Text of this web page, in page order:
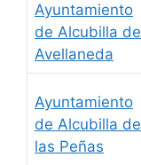
Ayuntamiento
de Alcubilla de
Avellaneda
Ayuntamiento
de Alcubilla de
las Peñas